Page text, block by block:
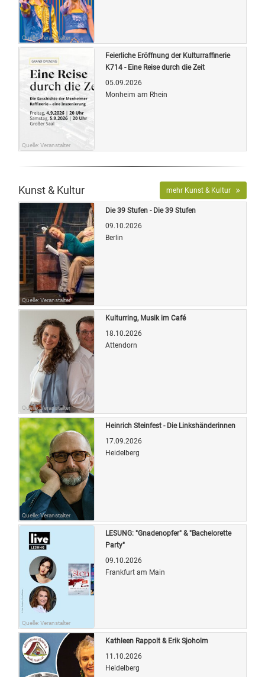
Quelle: Veranstalter
Quelle: Veranstalter
Feierliche Eröffnung der Kulturraffinerie
K714 - Eine Reise durch die Zeit
05.09.2026
Monheim am Rhein
Kunst & Kultur mehr Kunst & Kultur
Quelle: Veranstalter
Die 39 Stufen - Die 39 Stufen
09.10.2026
Berlin
Quelle: Veranstalter
Kulturring, Musik im Café
18.10.2026
Attendorn
Quelle: Veranstalter
Heinrich Steinfest - Die Linkshänderinnen
17.09.2026
Heidelberg
Quelle: Veranstalter
LESUNG: "Gnadenopfer" & "Bachelorette
Party"
09.10.2026
Frankfurt am Main
Kathleen Rappolt & Erik Sjoholm
11.10.2026
Heidelberg